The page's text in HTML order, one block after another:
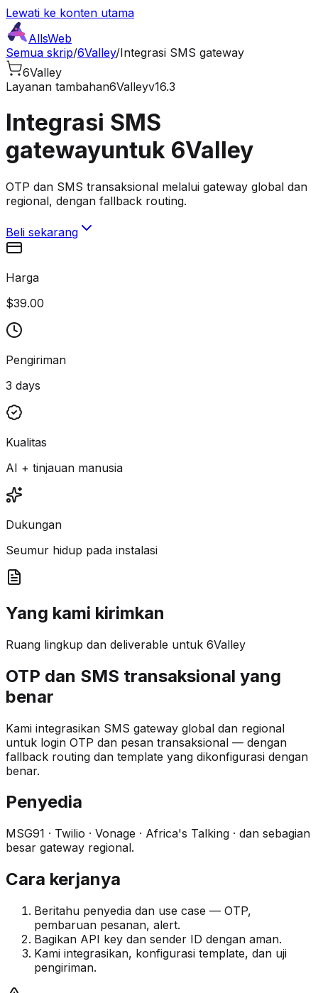
Lewati ke konten utama
AllsWeb
Semua skrip/6Valley/Integrasi SMS gateway
6Valley
Layanan tambahan6Valleyv16.3
Integrasi SMS
gatewayuntuk 6Valley
OTP dan SMS transaksional melalui gateway global dan
regional, dengan fallback routing.
Beli sekarang
Harga
$39.00
Pengiriman
3 days
Kualitas
AI + tinjauan manusia
Dukungan
Seumur hidup pada instalasi
Yang kami kirimkan
Ruang lingkup dan deliverable untuk 6Valley
OTP dan SMS transaksional yang
benar
Kami integrasikan SMS gateway global dan regional
untuk login OTP dan pesan transaksional — dengan
fallback routing dan template yang dikonfigurasi dengan
benar.
Penyedia
MSG91 · Twilio · Vonage · Africa's Talking · dan sebagian
besar gateway regional.
Cara kerjanya
Beritahu penyedia dan use case — OTP,
pembaruan pesanan, alert.
Bagikan API key dan sender ID dengan aman.
Kami integrasikan, konfigurasi template, dan uji
pengiriman.